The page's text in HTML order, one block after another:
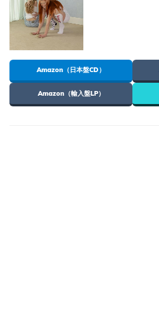
Amazon（日本盤CD）
Amazon（輸入盤LP）